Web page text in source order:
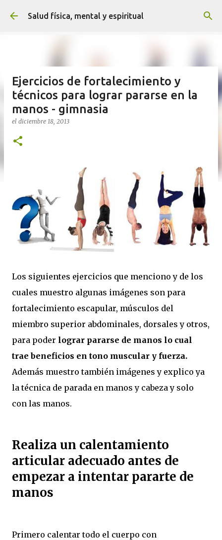
Ir al contenido principal
Salud física, mental y espiritual
Ejercicios de fortalecimiento y
técnicos para lograr pararse en la
manos - gimnasia
el diciembre 18, 2013
Los siguientes ejercicios que menciono y de los
cuales muestro algunas imágenes son para
fortalecimiento escapular, músculos del
miembro superior abdominales, dorsales y otros,
para poder lograr pararse de manos lo cual
trae beneficios en tono muscular y fuerza.
Además muestro también imágenes y explico ya
la técnica de parada en manos y cabeza y solo
con las manos.
Realiza un calentamiento
articular adecuado antes de
empezar a intentar pararte de
manos
Primero calentar todo el cuerpo con